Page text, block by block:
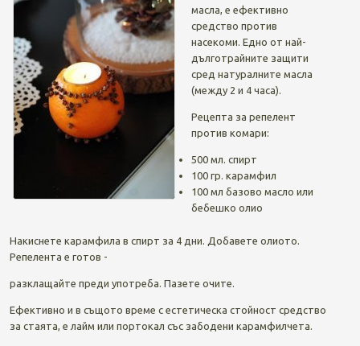
масла, е ефективно
средство против
насекоми. Едно от най-
дълготрайните защити
сред натуралните масла
(между 2 и 4 часа).
Рецепта за репелент
против комари:
500 мл. спирт
100 гр. карамфил
100 мл базово масло или
бебешко олио
Накиснете карамфила в спирт за 4 дни. Добавете олиото.
Репелента е готов -
разклащайте преди употреба. Пазете очите.
Ефективно и в същото време с естетическа стойност средство
за стаята, е лайм или портокал със забодени карамфилчета.